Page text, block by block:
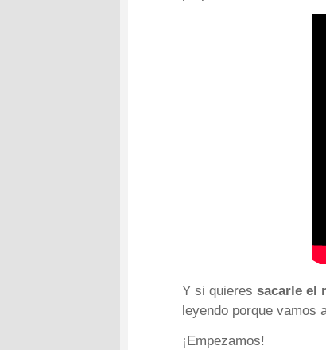
Y si quieres sacarle el
leyendo porque vamos
¡Empezamos!